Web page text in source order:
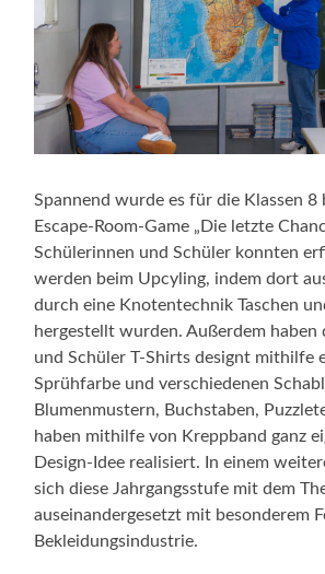
Spannend wurde es für die Klassen 8
Escape-Room-Game „Die letzte
Schülerinnen und Schüler konnten
werden beim Upcyling, indem dort
durch eine Knotentechnik Taschen
hergestellt wurden. Außerdem haben
und Schüler T-Shirts designt mithilfe
Sprühfarbe und verschiedenen
Blumenmustern, Buchstaben,
haben mithilfe von Kreppband ganz
Design-Idee realisiert. In einem
sich diese Jahrgangsstufe mit dem
auseinandergesetzt mit besonderem
Bekleidungsindustrie.